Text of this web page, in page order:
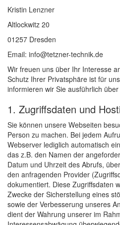
Kristin Lenzner
Altlockwitz 20
01257 Dresden
Email: info@tetzner-technik.de
Wir freuen uns über Ihr Interesse
Schutz Ihrer Privatsphäre ist für
informieren wir Sie ausführlich
1. Zugriffsdaten und
Sie können unsere Webseiten
Person zu machen. Bei jedem
Webserver lediglich automatisch
das z.B. den Namen der
Datum und Uhrzeit des Abrufs,
den anfragenden Provider
dokumentiert. Diese Zugriffsdaten
Zwecke der Sicherstellung eines
sowie der Verbesserung unseres
dient der Wahrung unserer im